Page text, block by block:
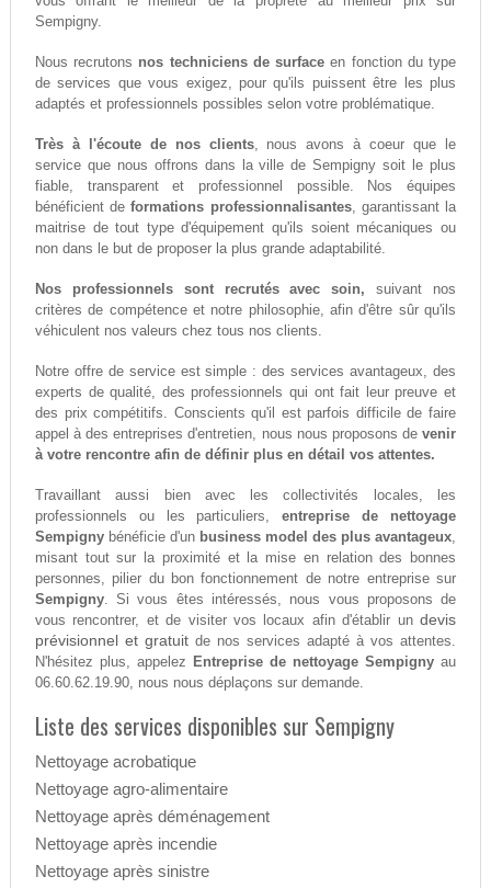
Sempigny.
Nous recrutons nos techniciens de surface en fonction du type
de services que vous exigez, pour qu'ils puissent être les plus
adaptés et professionnels possibles selon votre problématique.
Très à l'écoute de nos clients, nous avons à coeur que le
service que nous offrons dans la ville de Sempigny soit le plus
fiable, transparent et professionnel possible. Nos équipes
bénéficient deformations professionnalisantes, garantissant la
maitrise de tout type d'équipement qu'ils soient mécaniques ou
non dans le but de proposer la plus grande adaptabilité.
Nos professionnels sont recrutés avec soin, suivant nos
critères de compétence et notre philosophie, afin d'être sûr qu'ils
véhiculent nos valeurs chez tous nos clients.
Notre offre de service est simple : des services avantageux, des
experts de qualité, des professionnels qui ont fait leur preuve et
des prix compétitifs. Conscients qu'il est parfois difficile de faire
appel à des entreprises d'entretien, nous nous proposons devenir
à votre rencontre afin de définir plus en détail vos attentes.
Travaillant aussi bien avec les collectivités locales, les
professionnels ou les particuliers,entreprise de nettoyage
Sempignybénéficie d'un business model des plus avantageux,
misant tout sur la proximité et la mise en relation des bonnes
personnes, pilier du bon fonctionnement de notre entreprise sur
Sempigny. Si vous êtes intéressés, nous vous proposons de
vous rencontrer, et de visiter vos locaux afin d'établir undevis
prévisionnel et gratuitde nos services adapté à vos attentes.
N'hésitez plus, appelez Entreprise de nettoyage Sempigny au
06.60.62.19.90, nous nous déplaçons sur demande.
Liste des services disponibles sur Sempigny
Nettoyage acrobatique
Nettoyage agro-alimentaire
Nettoyage après déménagement
Nettoyage après incendie
Nettoyage après sinistre